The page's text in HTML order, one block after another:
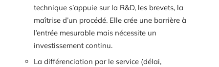
technique s’appuie sur la R&D, les brevets, la
maîtrise d’un procédé. Elle crée une barrière à
l’entrée mesurable mais nécessite un
investissement continu.
La différenciation par le service (délai,